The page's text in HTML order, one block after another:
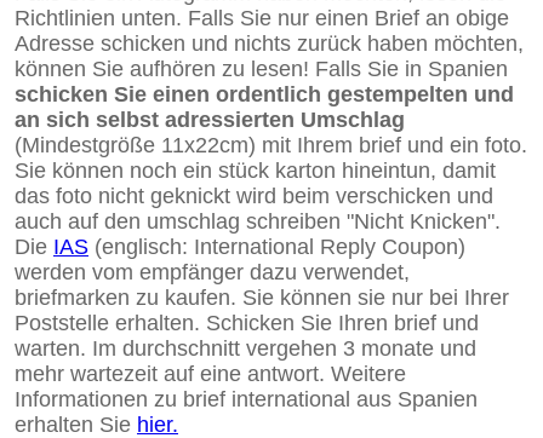
Richtlinien unten. Falls Sie nur einen Brief an obige
Adresse schicken und nichts zurück haben möchten,
können Sie aufhören zu lesen! Falls Sie in Spanien
schicken Sie einen ordentlich gestempelten und
an sich selbst adressierten Umschlag
(Mindestgröße 11x22cm) mit Ihrem brief und ein foto.
Sie können noch ein stück karton hineintun, damit
das foto nicht geknickt wird beim verschicken und
auch auf den umschlag schreiben "Nicht Knicken".
Die IAS (englisch: International Reply Coupon)
werden vom empfänger dazu verwendet,
briefmarken zu kaufen. Sie können sie nur bei Ihrer
Poststelle erhalten. Schicken Sie Ihren brief und
warten. Im durchschnitt vergehen 3 monate und
mehr wartezeit auf eine antwort. Weitere
Informationen zu brief international aus Spanien
erhalten Sie hier.